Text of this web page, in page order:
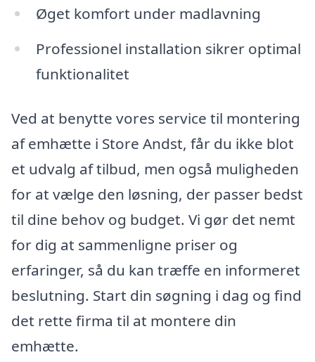
Øget komfort under madlavning
Professionel installation sikrer optimal
funktionalitet
Ved at benytte vores service til montering
af emhætte i Store Andst, får du ikke blot
et udvalg af tilbud, men også muligheden
for at vælge den løsning, der passer bedst
til dine behov og budget. Vi gør det nemt
for dig at sammenligne priser og
erfaringer, så du kan træffe en informeret
beslutning. Start din søgning i dag og find
det rette firma til at montere din
emhætte.